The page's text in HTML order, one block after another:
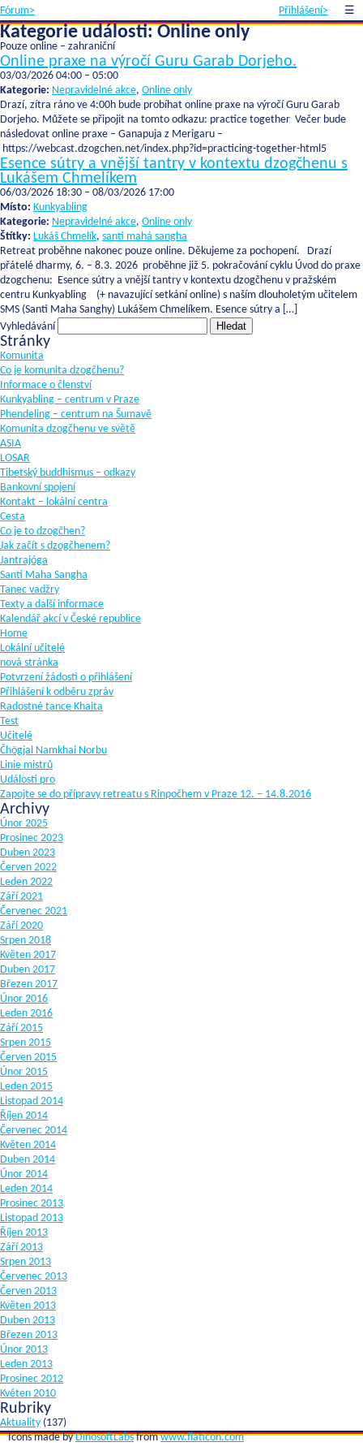
Fórum> Přihlášení> ☰
Kategorie události: Online only
Pouze online – zahraniční
Online praxe na výročí Guru Garab Dorjeho.
03/03/2026 04:00 – 05:00
Kategorie: Nepravidelné akce, Online only
Drazí, zítra ráno ve 4:00h bude probíhat online praxe na výročí Guru Garab
Dorjeho. Můžete se připojit na tomto odkazu: practice together Večer bude
následovat online praxe – Ganapuja z Merigaru –
https://webcast.dzogchen.net/index.php?id=practicing-together-html5
Esence sútry a vnější tantry v kontextu dzogčhenu s
Lukášem Chmelíkem
06/03/2026 18:30 – 08/03/2026 17:00
Místo: Kunkyabling
Kategorie: Nepravidelné akce, Online only
Štítky: Lukáš Chmelík, santi mahá sangha
Retreat proběhne nakonec pouze online. Děkujeme za pochopení. Drazí
přátelé dharmy, 6. – 8.3. 2026 proběhne již 5. pokračování cyklu Úvod do praxe
dzogchenu: Esence sútry a vnější tantry v kontextu dzogčhenu v pražském
centru Kunkyabling (+ navazující setkání online) s naším dlouholetým učitelem
SMS (Santi Maha Sanghy) Lukášem Chmelíkem. Esence sútry a […]
Vyhledávání
Stránky
Komunita
Co je komunita dzogčhenu?
Informace o členství
Kunkyabling – centrum v Praze
Phendeling – centrum na Šumavě
Komunita dzogčhenu ve světě
ASIA
LOSAR
Tibetský buddhismus – odkazy
Bankovní spojení
Kontakt – lokální centra
Cesta
Co je to dzogčhen?
Jak začít s dzogčhenem?
Jantrajóga
Santi Maha Sangha
Tanec vadžry
Texty a další informace
Kalendář akcí v České republice
Home
Lokální učitelé
nová stránka
Potvrzení žádosti o přihlášení
Přihlášení k odběru zpráv
Radostné tance Khaita
Test
Učitelé
Čhögjal Namkhai Norbu
Linie mistrů
Události pro
Zapojte se do přípravy retreatu s Rinpočhem v Praze 12. – 14.8.2016
Archivy
Únor 2025
Prosinec 2023
Duben 2023
Červen 2022
Leden 2022
Září 2021
Červenec 2021
Září 2020
Srpen 2018
Květen 2017
Duben 2017
Březen 2017
Únor 2016
Leden 2016
Září 2015
Srpen 2015
Červen 2015
Únor 2015
Leden 2015
Listopad 2014
Říjen 2014
Červenec 2014
Květen 2014
Duben 2014
Únor 2014
Leden 2014
Prosinec 2013
Listopad 2013
Říjen 2013
Září 2013
Srpen 2013
Červenec 2013
Červen 2013
Květen 2013
Duben 2013
Březen 2013
Únor 2013
Leden 2013
Prosinec 2012
Květen 2010
Rubriky
Aktuality (137)
Icons made byDinosoftLabsfromwww.flaticon.com